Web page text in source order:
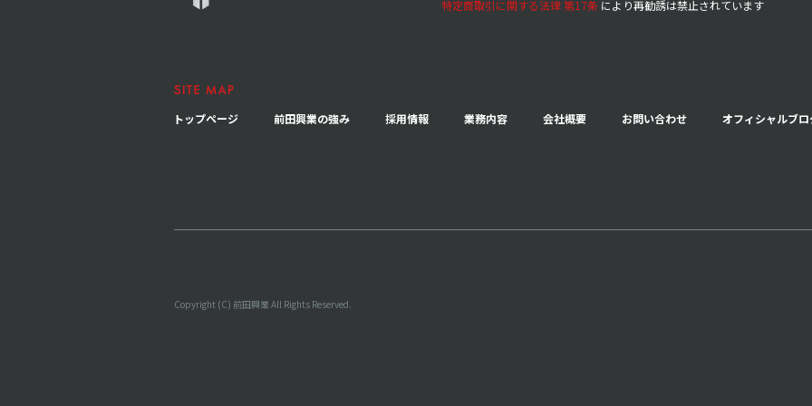
トップページ 前田興業の強み 採用情報 業務内容 会社概要 お問い合わせ オフィシャルブロ
特定商取引に関する法律 第17条 により再勧誘は禁止されています
Copyright (C) 前田興業 All Rights Reserved.